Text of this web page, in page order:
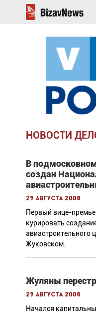
НОВОСТИ
В
создан
29 августа 2008
Первый вице-
курировать
авиастроительного
Жуковском.
Жуляны
29 августа 2008
Начался